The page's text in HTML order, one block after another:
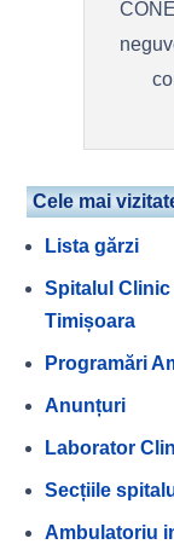
Cele mai
Lista gărzi
Spitalul Clinic
Timișoara
Programări
Anunțuri
Laborator
Secțiile
Ambulatoriu